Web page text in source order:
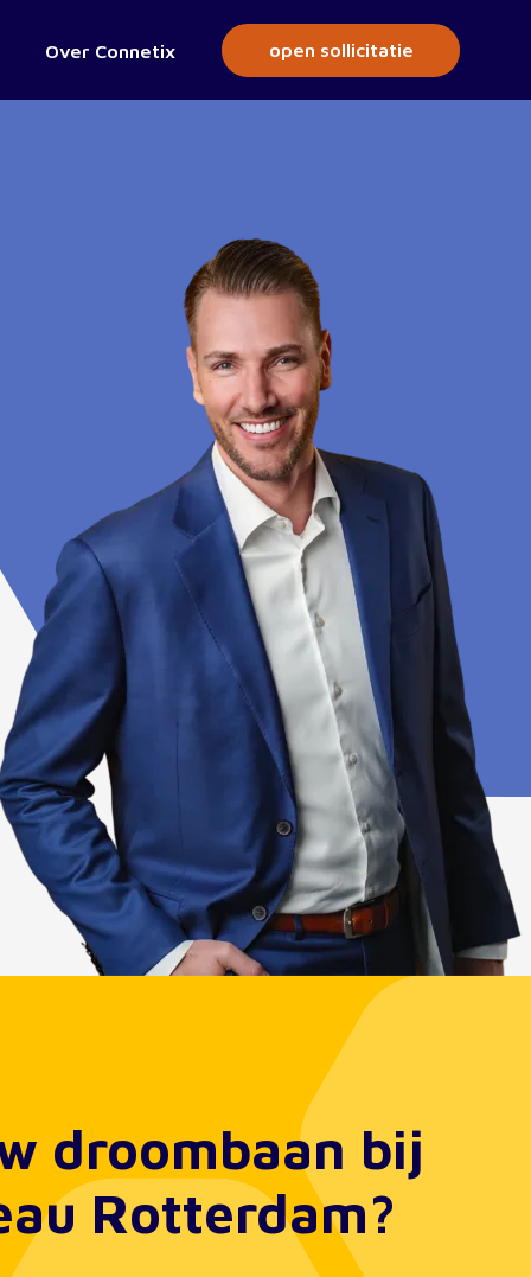
Over Connetix open sollicitatie
droombaan bij
Rotterdam?